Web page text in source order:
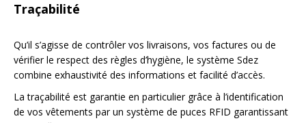
Traçabilité
Qu’il s’agisse de contrôler vos livraisons, vos factures ou de
vérifier le respect des règles d’hygiène, le système Sdez
combine exhaustivité des informations et facilité d’accès.
La traçabilité est garantie en particulier grâce à l’identification
de vos vêtements par un système de puces RFID garantissant